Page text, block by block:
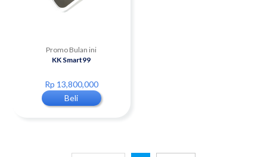
Promo Bulan ini
KK Smart99
Rp 13,800,000
Beli